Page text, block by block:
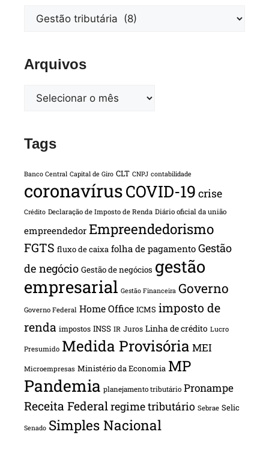
Arquivos
Tags
Banco Central Capital de Giro CLT CNPJ contabilidade
coronavírusCOVID-19 crise
Crédito Declaração de Imposto de Renda Diário oficial da união
empreendedor Empreendedorismo
FGTS fluxo de caixa folha de pagamento Gestão
de negócio Gestão de negócios gestão
empresarial Gestão Financeira Governo
Governo Federal Home Office ICMS imposto de
renda impostos INSS IR Juros Linha de crédito Lucro
Presumido Medida Provisória MEI
Microempresas Ministério da Economia MP
Pandemia planejamento tributário Pronampe
Receita Federalregime tributário Sebrae Selic
Senado Simples Nacional